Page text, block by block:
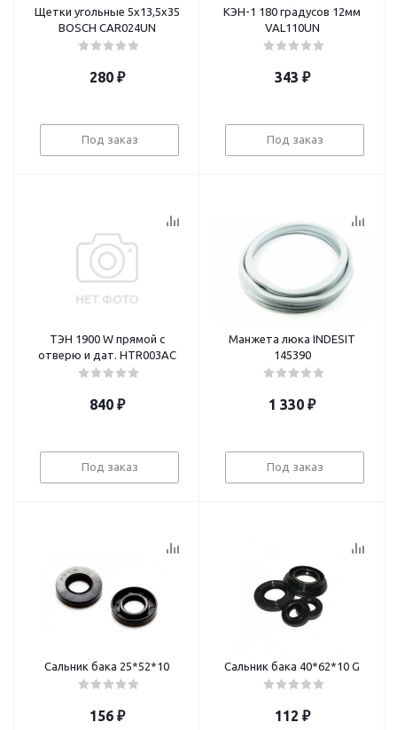
Щетки угольные 5х13,5х35
BOSCH CAR024UN
280₽
Под заказ
КЭН-1 180 градусов 12мм
VAL110UN
343 ₽
Под заказ
ТЭН 1900 W прямой с
отверю и дат. HTR003AC
840₽
Под заказ
Манжета люка INDESIT
145390
1 330 ₽
Под заказ
Сальник бака 25*52*10
156₽
Сальник бака 40*62*10 G
112 ₽